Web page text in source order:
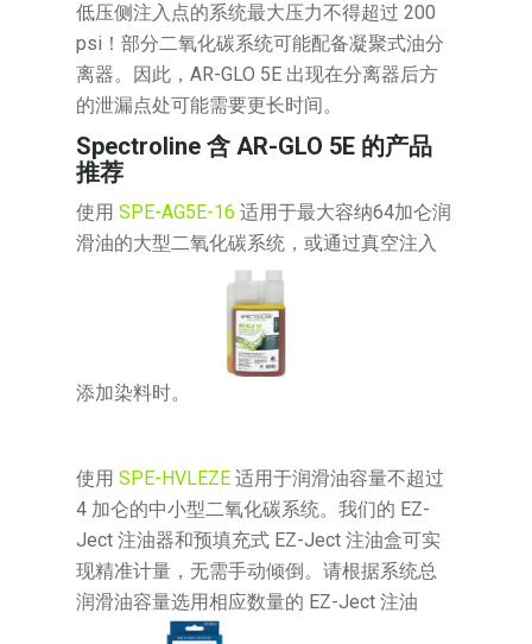
低压侧注入点的系统最大压力不得超过 200
psi！部分二氧化碳系统可能配备凝聚式油分
离器。因此，AR-GLO 5E 出现在分离器后方
的泄漏点处可能需要更长时间。
Spectroline 含 AR-GLO 5E 的产品
推荐
使用SPE-AG5E-16 适用于最大容纳64加仑润
滑油的大型二氧化碳系统，或通过真空注入
添加染料时。
使用SPE-HVLEZE 适用于润滑油容量不超过
4 加仑的中小型二氧化碳系统。我们的 EZ-
Ject 注油器和预填充式 EZ-Ject 注油盒可实
现精准计量，无需手动倾倒。请根据系统总
润滑油容量选用相应数量的 EZ-Ject 注油